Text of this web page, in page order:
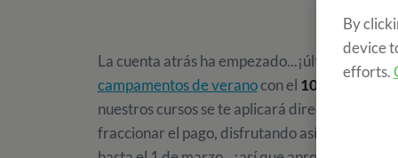
La cuenta atrás ha empezado...¡última
campamentos de veranocon el 10% de
nuestros cursos se te aplicará directamente
fraccionar el pago, disfrutando así de un
6%
By
device
efforts.